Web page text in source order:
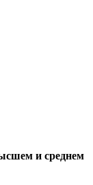
и среднем